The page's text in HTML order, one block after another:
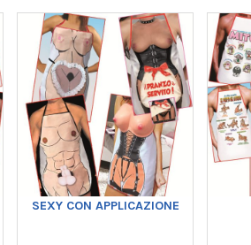
SEXY CON APPLICAZIONE